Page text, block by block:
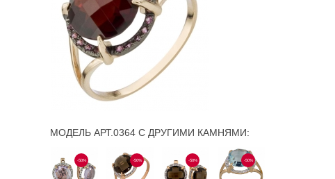
МОДЕЛЬ АРТ.0364 С ДРУГИМИ КАМНЯМИ:
-50% -50% -50% -50%